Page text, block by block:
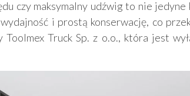
czy maksymalny udźwig to nie
i prostą konserwację, co
Truck Sp. z o.o., która jest